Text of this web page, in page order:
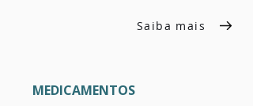
Saiba mais
MEDICAMENTOS